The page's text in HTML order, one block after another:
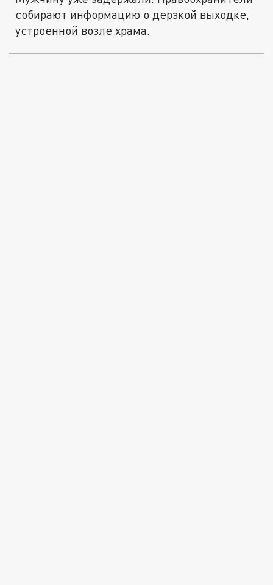
собирают информацию о дерзкой выходке,
устроенной возле храма.